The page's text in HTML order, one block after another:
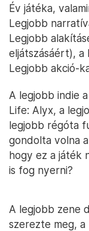
Év játéka,
Legjobb
Legjobb
eljátszásáért), a
Legjobb akció-
A legjobb indie
Life: Alyx, a
legjobb régóta
gondolta volna
hogy ez a játék
is fog nyerni?
A legjobb zene
szerezte meg,